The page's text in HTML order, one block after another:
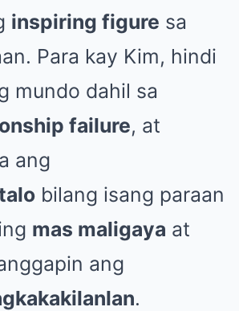
inspiring figure sa
Para kay Kim, hindi
mundo dahil sa
failure, at
ang
bilang isang paraan
mas maligaya at
ang
.